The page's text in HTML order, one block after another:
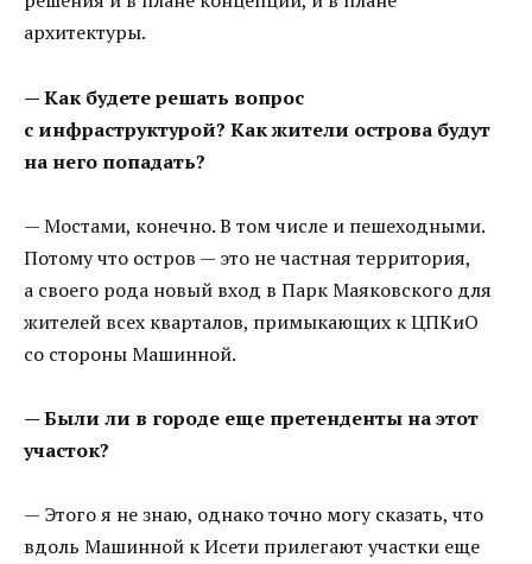
архитектуры.
— Как будете решать вопрос
с инфраструктурой? Как жители острова будут
на него попадать?
— Мостами, конечно. В том числе и пешеходными.
Потому что остров — это не частная территория,
а своего рода новый вход в Парк Маяковского для
жителей всех кварталов, примыкающих к ЦПКиО
со стороны Машинной.
— Были ли в городе еще претенденты на этот
участок?
— Этого я не знаю, однако точно могу сказать, что
вдоль Машинной к Исети прилегают участки еще